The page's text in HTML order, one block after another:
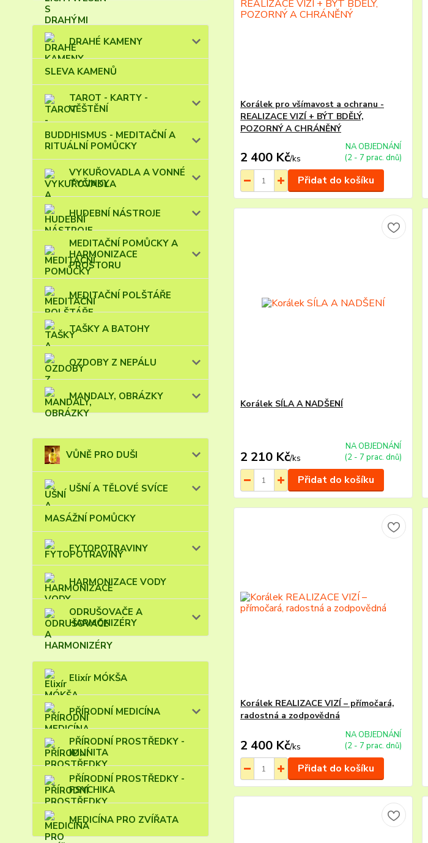
DRAHÉ KAMENY
SLEVA KAMENŮ
TAROT - KARTY -
VĚŠTĚNÍ
BUDDHISMUS - MEDITAČNÍ A
RITUÁLNÍ POMŮCKY
VYKUŘOVADLA A VONNÉ
TYČINKY
HUDEBNÍ NÁSTROJE
MEDITAČNÍ POMŮCKY A
HARMONIZACE
PROSTORU
MEDITAČNÍ POLŠTÁŘE
TAŠKY A BATOHY
OZDOBY Z NEPÁLU
MANDALY, OBRÁZKY
VŮNĚ PRO DUŠI
UŠNÍ A TĚLOVÉ SVÍCE
MASÁŽNÍ POMŮCKY
FYTOPOTRAVINY
HARMONIZACE VODY
ODRUŠOVAČE A
HARMONIZÉRY
Elixír MÓKŠA
PŘÍRODNÍ MEDICÍNA
PŘÍRODNÍ PROSTŘEDKY -
IMUNITA
PŘÍRODNÍ PROSTŘEDKY -
PSYCHIKA
MEDICÍNA PRO ZVÍŘATA
Korálek pro všímavost a ochranu -
REALIZACE VIZÍ + BÝT BDĚLÝ,
POZORNÝ A CHRÁNĚNÝ
2 400 Kč/ks
NA OBJEDNÁNÍ
(2 - 7 prac. dnů)
Přidat do košíku
Korálek SÍLA A NADŠENÍ
2 210 Kč/ks
NA OBJEDNÁNÍ
(2 - 7 prac. dnů)
Přidat do košíku
Korálek REALIZACE VIZÍ – přímočará,
radostná a zodpovědná
2 400 Kč/ks
NA OBJEDNÁNÍ
(2 - 7 prac. dnů)
Přidat do košíku